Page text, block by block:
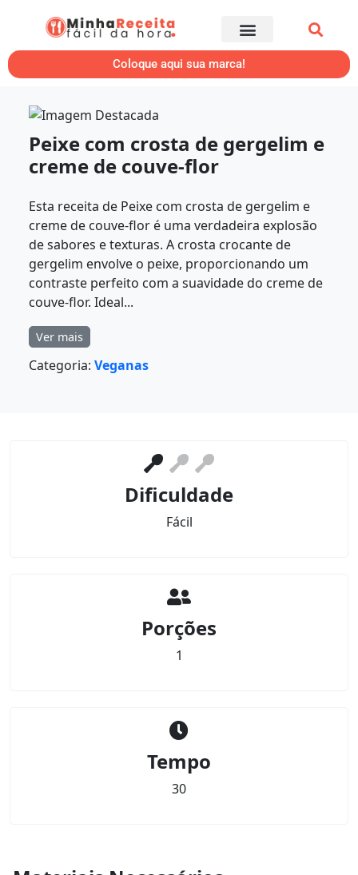
Coloque aqui sua marca!
Peixe com crosta de gergelim e
creme de couve-flor
Esta receita de Peixe com crosta de gergelim e
creme de couve-flor é uma verdadeira explosão
de sabores e texturas. A crosta crocante de
gergelim envolve o peixe, proporcionando um
contraste perfeito com a suavidade do creme de
couve-flor. Ideal...
Ver mais
Categoria: Veganas
Dificuldade
Fácil
Porções
1
Tempo
30